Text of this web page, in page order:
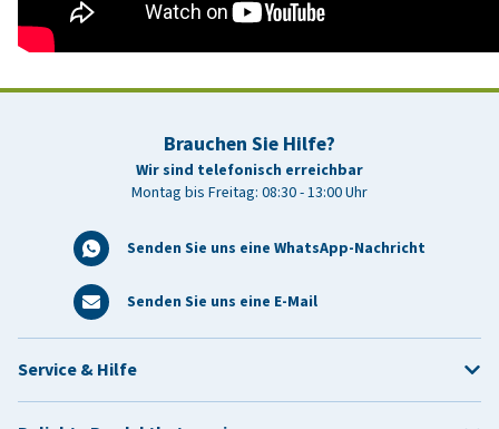
Brauchen Sie Hilfe?
Wir sind telefonisch erreichbar
Montag bis Freitag: 08:30 - 13:00 Uhr
Senden Sie uns eine WhatsApp-Nachricht
Senden Sie uns eine E-Mail
Service & Hilfe